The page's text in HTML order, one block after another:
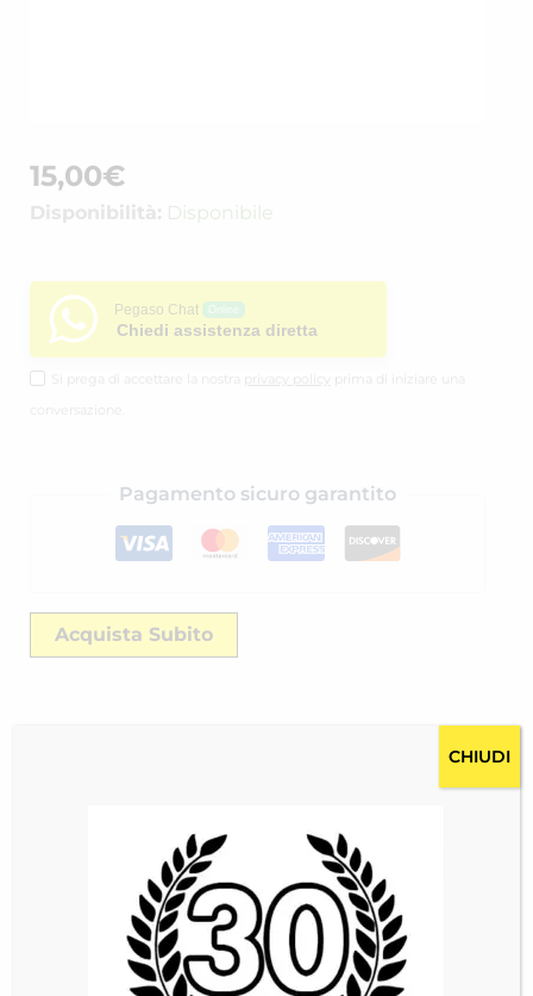
15,00€
Disponibilità: Disponibile
Pegaso Chat
Chiedi assistenza diretta
Si prega di accettare la nostra privacy policy
prima di iniziare una
Pagamento sicuro garantito
Acquista Subito
CHIUDI